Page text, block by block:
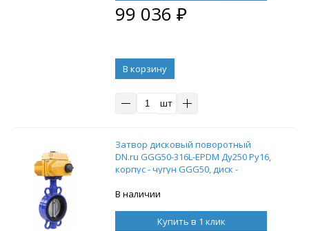
99 036 ₽
В корзину
шт
Затвор дисковый поворотный
DN.ru GGG50-316L-EPDM Ду250 Ру16,
корпус - чугун GGG50, диск -
уплотнение – EPDM, с
В наличии
Купить в 1 клик